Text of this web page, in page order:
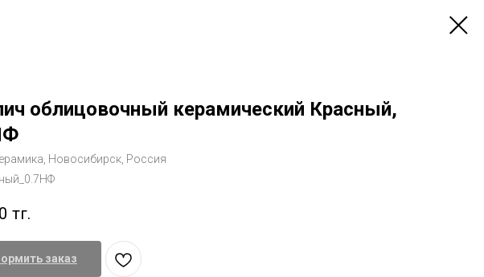
облицовочный керамический Красный,
Новосибирск, Россия
тг.
заказ